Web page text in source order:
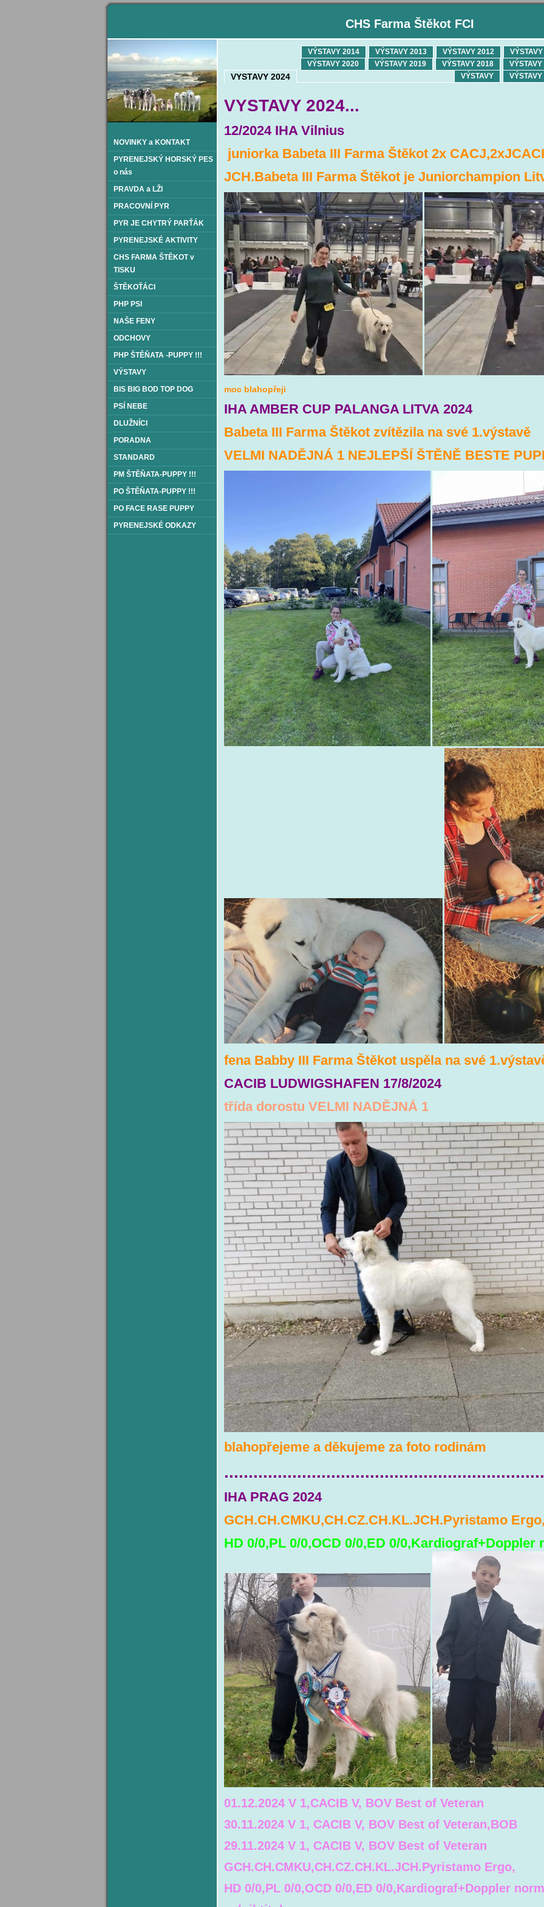
CHS Farma Štěkot FCI
NOVINKY a KONTAKT
PYRENEJSKÝ HORSKÝ PES
o nás
PRAVDA a LŽI
PRACOVNÍ PYR
PYR JE CHYTRÝ PARŤÁK
PYRENEJSKÉ AKTIVITY
CHS FARMA ŠTĚKOT v
TISKU
ŠTĚKOŤÁCI
PHP PSI
NAŠE FENY
ODCHOVY
PHP ŠTĚŇATA -PUPPY !!!
VÝSTAVY
BIS BIG BOD TOP DOG
PSÍ NEBE
DLUŽNÍCI
PORADNA
STANDARD
PM ŠTĚŇATA-PUPPY !!!
PO ŠTĚŇATA-PUPPY !!!
PO FACE RASE PUPPY
PYRENEJSKÉ ODKAZY
VYSTAVY 2024
VÝSTAVY 2012
VÝSTAVY 2013
VÝSTAVY 2014
VÝSTAVY 2018
VÝSTAVY 2019
VÝSTAVY 2020
VÝSTAVY
VYSTAVY 2024...
12/2024 IHA Vilnius
juniorka Babeta III Farma Štěkot 2x
JCH.Babeta III Farma Štěkot je Juniorchampion
moc blahopřeji
IHA AMBER CUP PALANGA LITVA 2024
Babeta III Farma Štěkot zvítězila na své 1.výstavě
VELMI NADĚJNÁ 1 NEJLEPŠÍ ŠTĚNĚ BESTE
fena Babby III Farma Štěkot uspěla na své
CACIB LUDWIGSHAFEN 17/8/2024
třída dorostu VELMI NADĚJNÁ 1
blahopřejeme a děkujeme za foto rodinám
IHA PRAG 2024
GCH.CH.CMKU,CH.CZ.CH.KL.JCH.Pyristamo
HD 0/0,PL 0/0,OCD 0/0,ED 0/0,Kardiograf+Doppler
01.12.2024 V 1,CACIB V, BOV Best of Veteran
30.11.2024 V 1, CACIB V, BOV Best of Veteran,BOB
29.11.2024 V 1, CACIB V, BOV Best of Veteran
GCH.CH.CMKU,CH.CZ.CH.KL.JCH.Pyristamo Ergo,
HD 0/0,PL 0/0,OCD 0/0,ED 0/0,Kardiograf+Doppler